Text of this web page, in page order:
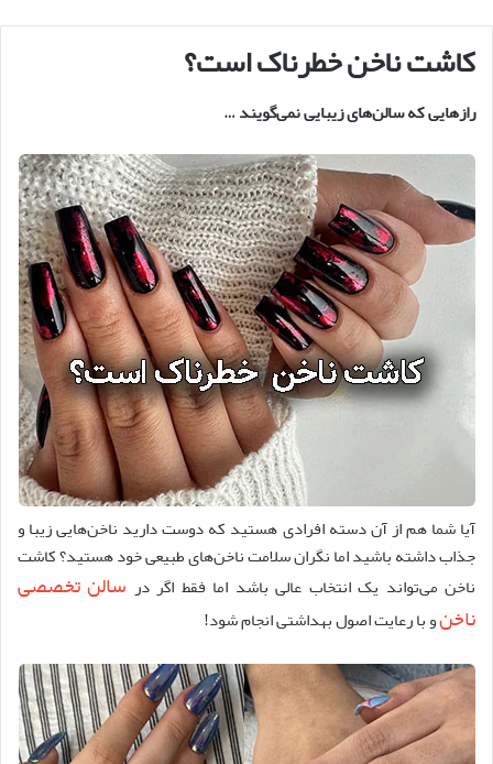
کاشت ناخن خطرناک است؟
رازهایی که سالنهای زیبایی نمیگویند…
آیا شما هم از آن دسته افرادی هستید که دوست دارید ناخنهایی زیبا و
جذاب داشته باشید اما نگران سلامت ناخنهای طبیعی خود هستید؟ کاشت
ناخن میتواند یک انتخاب عالی باشد اما فقط اگر در سالن تخصصی
ناخنو با رعایت اصول بهداشتی انجام شود!